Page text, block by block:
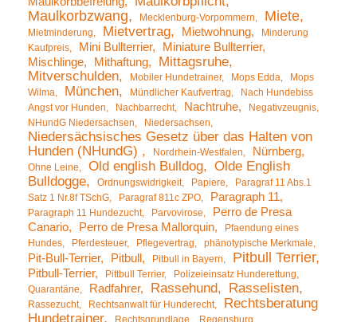
Maulkorbzwang Mecklenburg-Vorpommern Miete
Mietminderung Mietvertrag Mietwohnung
Minderung
Kaufpreis
Mini Bullterrier
Miniature Bullterrier
Mischlinge
Mithaftung
Mittagsruhe
Mitverschulden
Mobiler Hundetrainer Mops Edda
Mops
Wilma
München Mündlicher Kaufvertrag
Nach Hundebiss
Angst vor Hunden
Nachbarrecht Nachtruhe
Negativzeugnis
NHundG Niedersachsen
Niedersachsen
Niedersächsisches Gesetz über das Halten von
Hunden (NHundG)
Nordrhein-Westfalen Nürnberg
Ohne Leine Old english Bulldog
Olde English
Bulldogge
Ordnungswidrigkeit Papiere
Paragraf 11 Abs.1
Satz 1 Nr.8f TSchG
Paragraf 811c ZPO Paragraph 11
Paragraph 11 Hundezucht Parvovirose
Perro de Presa
Canario
Perro de Presa Mallorquin
Pfaendung eines
Hundes
Pferdesteuer Pflegevertrag phänotypische Merkmale
Pit-Bull-Terrier Pitbull Pitbull in Bayern Pitbull Terrier
Pitbull-Terrier Pittbull Terrier
Polizeieinsatz Hunderettung
Quarantäne
Radfahrer Rassehund Rasselisten
Rassezucht Rechtsanwalt für Hunderecht
Rechtsberatung
Hundetrainer
Rechtsgrundlage Regensburg